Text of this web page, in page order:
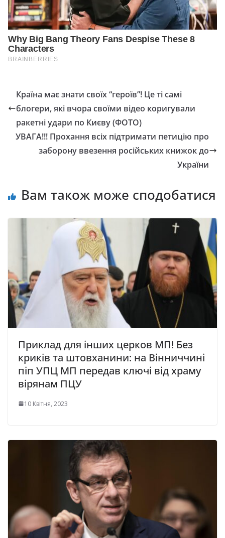
Країна має знати своїх “героїв”! Це ті самі
блогери, які вчора своїми відео коригували
ракетні удари по Києву (ФОТО)
УВАГА!!! Прохання всіх підтримати петицію про
заборону ввезення російських книжок до
України
Вам також може сподобатися
Приклад для інших церков МП! Без
криків та штовханини: на Вінниччині
піп УПЦ МП передав ключі від храму
вірянам ПЦУ
10 Квітня, 2023